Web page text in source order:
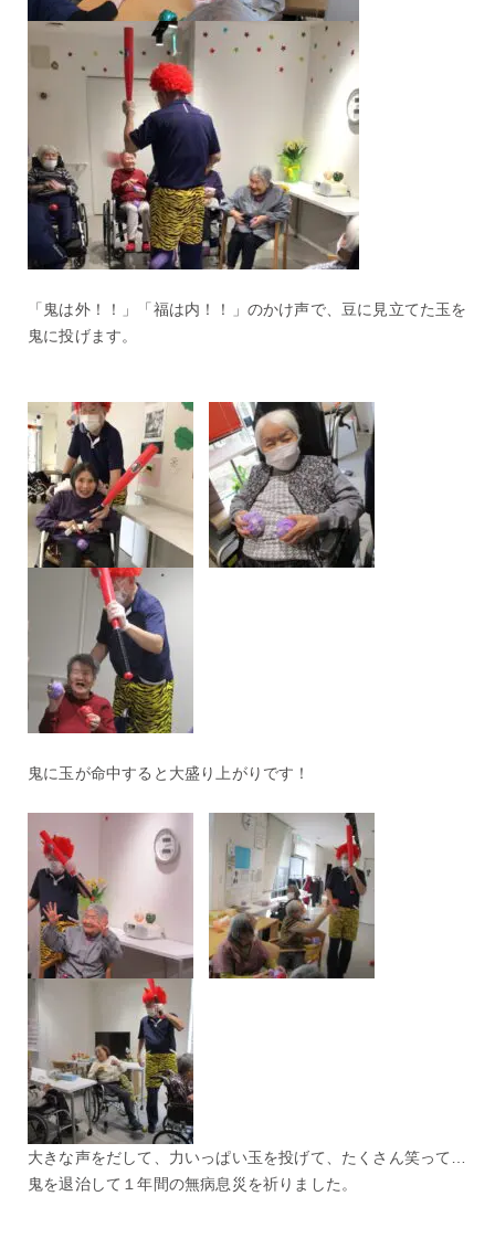
「鬼は外！！」「福は内！！」のかけ声で、豆に見立てた玉を
鬼に投げます。
鬼に玉が命中すると大盛り上がりです！
大きな声をだして、力いっぱい玉を投げて、たくさん笑って…
鬼を退治して１年間の無病息災を祈りました。